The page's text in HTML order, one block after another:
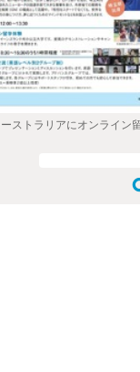
ストラリアにオンライン